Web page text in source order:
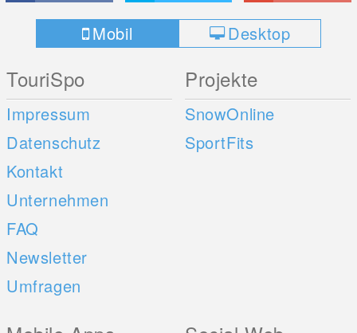
Mobil Desktop
TouriSpo
Impressum
Datenschutz
Kontakt
Unternehmen
FAQ
Newsletter
Umfragen
Projekte
SnowOnline
SportFits